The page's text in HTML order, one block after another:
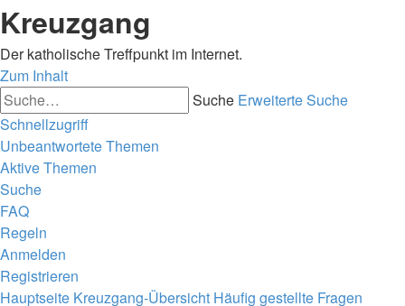
Kreuzgang
Der katholische Treffpunkt im Internet.
Zum Inhalt
Suche Erweiterte Suche
Schnellzugriff
Unbeantwortete Themen
Aktive Themen
Suche
FAQ
Regeln
Anmelden
Registrieren
Hauptseite Kreuzgang-Übersicht Häufig gestellte Fragen